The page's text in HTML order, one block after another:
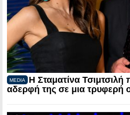
MEDIA
Η Σταματίνα Τσιμτσιλή
αδερφή της σε μια τρυφερή